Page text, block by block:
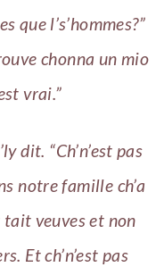
que l’s’hommes?”
chonna un mio
vrai.”
dit. “Ch’n’est pas
notre famille ch’a
veuves et non
Et ch’n’est pas